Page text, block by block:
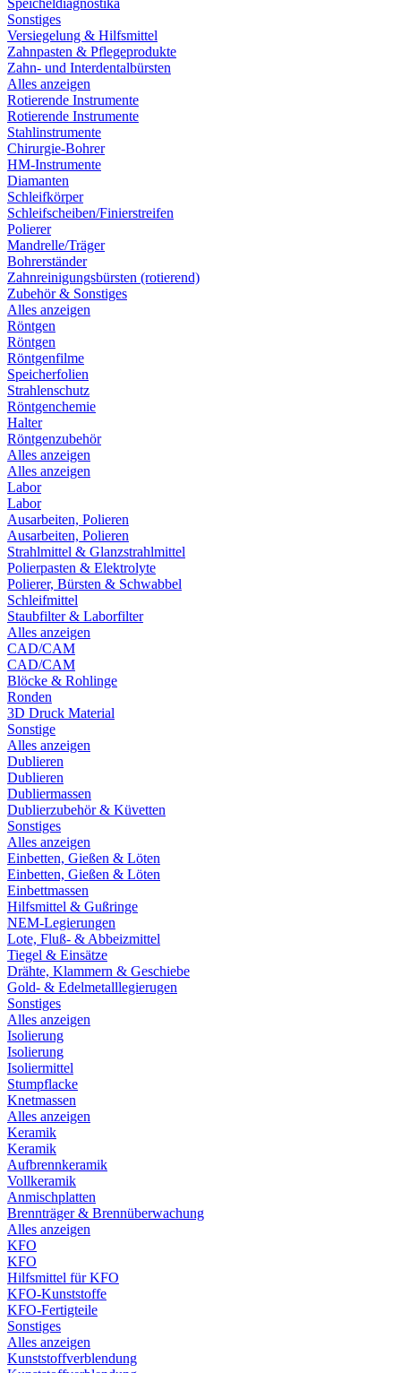
Speicheldiagnostika
Sonstiges
Versiegelung & Hilfsmittel
Zahnpasten & Pflegeprodukte
Zahn- und Interdentalbürsten
Alles anzeigen
Rotierende Instrumente
Rotierende Instrumente
Stahlinstrumente
Chirurgie-Bohrer
HM-Instrumente
Diamanten
Schleifkörper
Schleifscheiben/Finierstreifen
Polierer
Mandrelle/Träger
Bohrerständer
Zahnreinigungsbürsten (rotierend)
Zubehör & Sonstiges
Alles anzeigen
Röntgen
Röntgen
Röntgenfilme
Speicherfolien
Strahlenschutz
Röntgenchemie
Halter
Röntgenzubehör
Alles anzeigen
Alles anzeigen
Labor
Labor
Ausarbeiten, Polieren
Ausarbeiten, Polieren
Strahlmittel & Glanzstrahlmittel
Polierpasten & Elektrolyte
Polierer, Bürsten & Schwabbel
Schleifmittel
Staubfilter & Laborfilter
Alles anzeigen
CAD/CAM
CAD/CAM
Blöcke & Rohlinge
Ronden
3D Druck Material
Sonstige
Alles anzeigen
Dublieren
Dublieren
Dubliermassen
Dublierzubehör & Küvetten
Sonstiges
Alles anzeigen
Einbetten, Gießen & Löten
Einbetten, Gießen & Löten
Einbettmassen
Hilfsmittel & Gußringe
NEM-Legierungen
Lote, Fluß- & Abbeizmittel
Tiegel & Einsätze
Drähte, Klammern & Geschiebe
Gold- & Edelmetalllegierugen
Sonstiges
Alles anzeigen
Isolierung
Isolierung
Isoliermittel
Stumpflacke
Knetmassen
Alles anzeigen
Keramik
Keramik
Aufbrennkeramik
Vollkeramik
Anmischplatten
Brennträger & Brennüberwachung
Alles anzeigen
KFO
KFO
Hilfsmittel für KFO
KFO-Kunststoffe
KFO-Fertigteile
Sonstiges
Alles anzeigen
Kunststoffverblendung